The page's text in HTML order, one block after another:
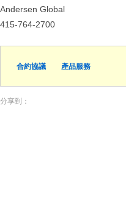
Andersen Global
415-764-2700
合約協議 產品服務
分享到：